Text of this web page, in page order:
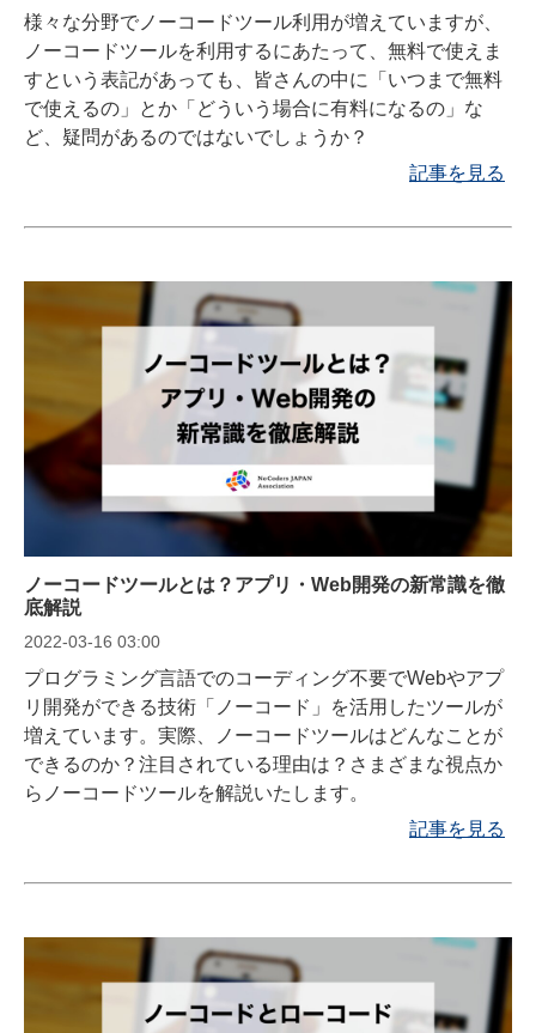
様々な分野でノーコードツール利用が増えていますが、
ノーコードツールを利用するにあたって、無料で使えま
すという表記があっても、皆さんの中に「いつまで無料
で使えるの」とか「どういう場合に有料になるの」な
ど、疑問があるのではないでしょうか？
記事を見る
ノーコードツールとは？アプリ・Web開発の新常識を徹
底解説
2022-03-16 03:00
プログラミング言語でのコーディング不要でWebやアプ
リ開発ができる技術「ノーコード」を活用したツールが
増えています。実際、ノーコードツールはどんなことが
できるのか？注目されている理由は？さまざまな視点か
らノーコードツールを解説いたします。
記事を見る